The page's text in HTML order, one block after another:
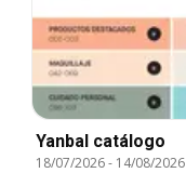
Yanbal catálogo
18/07/2026- 14/08/2026